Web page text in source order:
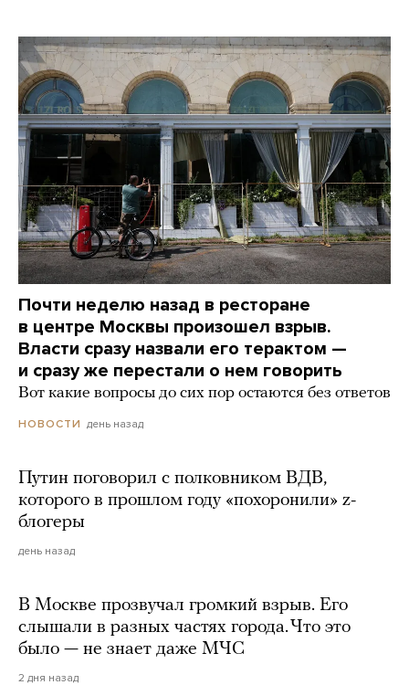
Почти неделю назад в ресторане
в центре Москвы произошел взрыв.
Власти сразу назвали его терактом —
и сразу же перестали о нем говорить
Вот какие вопросы до сих пор остаются без ответов
НОВОСТИ день назад
Путин поговорил с полковником ВДВ,
которого в прошлом году «похоронили» z-
блогеры
день назад
В Москве прозвучал громкий взрыв. Его
слышали в разных частях города. Что это
было — не знает даже МЧС
2 дня назад